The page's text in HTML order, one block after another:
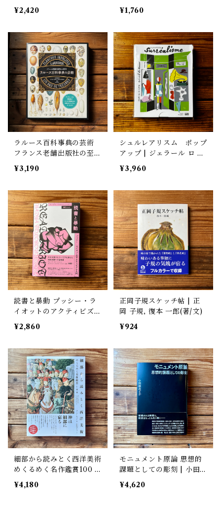
イデアブック | 金沢21世
紀美術館
¥2,420
口かおり, 米村知倫 (イラ
スト)
¥1,760
ラルース百科事典の芸術
フランス老舗出版社の至宝
| ラルース(編集), 神奈川
夏子(翻訳)
¥3,190
シュルレアリスム ポップ
アップ | ジェラール ロ モ
ナコ
¥3,960
読書と暴動 プッシー・ラ
イオットのアクティビズム
入門 | ナージャ・トロコ
ンニコワ, 野中モモ(翻訳),
¥2,860
正岡子規スケッチ帖 | 正
岡 子規, 復本 一郎(著/文)
¥924
細部から読みとく西洋美術
めくるめく名作鑑賞100 |
スージー・ホッジ, 中山ゆ
かり(翻訳)
¥4,180
モニュメント原論 思想的
課題としての彫刻 | 小田
原 のどか
¥4,620